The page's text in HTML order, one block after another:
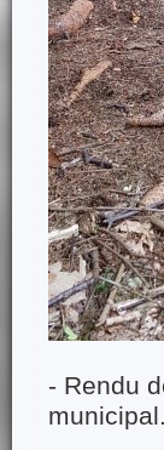
- Rendu
municipal.